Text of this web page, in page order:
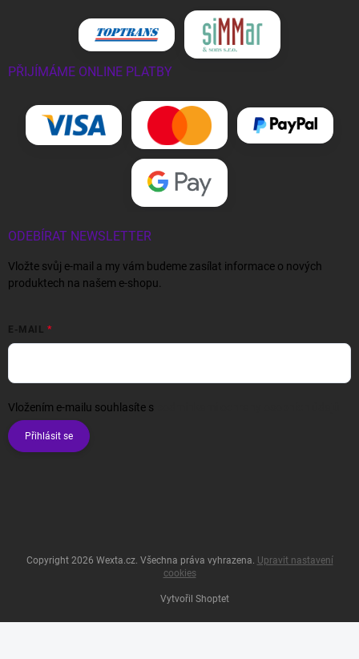
PŘIJÍMÁME ONLINE PLATBY
ODEBÍRAT NEWSLETTER
Vložte svůj e-mail a my vám budeme zasílat informace o nových
produktech na našem e-shopu.
E-MAIL
Vložením e-mailu souhlasíte s
Přihlásit se
Vytvořil Shoptet
Copyright 2026 Wexta.cz. Všechna práva vyhrazena. Upravit nastavení
cookies